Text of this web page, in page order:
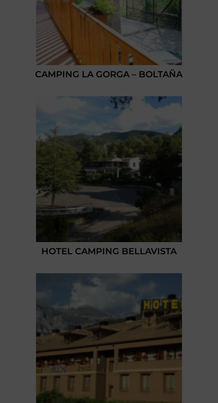
CAMPING LA GORGA – BOLTAÑA
HOTEL CAMPING BELLAVISTA